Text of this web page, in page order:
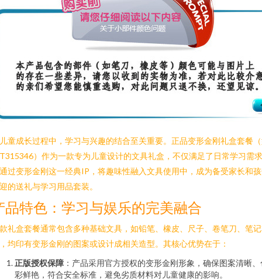
童成长过程中，学习与兴趣的结合至关重要。正品变形金刚礼盒套餐
）作为一款专为儿童设计的文具礼盒，不仅满足了日常学习需
过变形金刚这一经典IP，将趣味性融入文具使用中，成为备受家长和
的送礼与学习用品套装。
品特色：学习与娱乐的完美融合
礼盒套餐通常包含多种基础文具，如铅笔、橡皮、尺子、卷笔刀、笔
均印有变形金刚的图案或设计成相关造型。其核心优势在于：
正版授权保障 ：产品采用官方授权的变形金刚形象，确保图案清晰、
彩鲜艳，符合安全标准，避免劣质材料对儿童健康的影响。